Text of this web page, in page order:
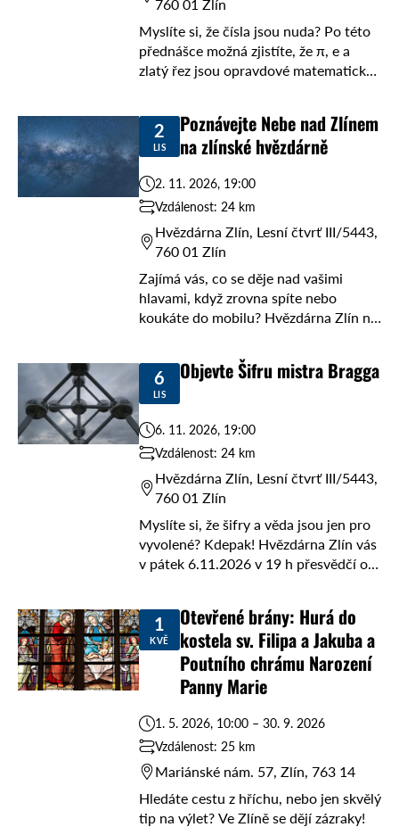
760 01 Zlín
Myslíte si, že čísla jsou nuda? Po této
přednášce možná zjistíte, že π, e a
zlatý řez jsou opravdové matematické
2
LIS
Poznávejte Nebe nad Zlínem
na zlínské hvězdárně
2. 11. 2026, 19:00
Vzdálenost: 24 km
Hvězdárna Zlín, Lesní čtvrť III/5443,
760 01 Zlín
Zajímá vás, co se děje nad vašimi
hlavami, když zrovna spíte nebo
koukáte do mobilu? Hvězdárna Zlín na
vesmírnou jízdu! V pondělí
2.11.2026 ...
6
LIS
Objevte Šifru mistra Bragga
6. 11. 2026, 19:00
Vzdálenost: 24 km
Hvězdárna Zlín, Lesní čtvrť III/5443,
760 01 Zlín
Myslíte si, že šifry a věda jsou jen pro
vyvolené? Kdepak! Hvězdárna Zlín vás
v pátek 6.11.2026 v 19 h přesvědčí o
1
KVĚ
Otevřené brány: Hurá do
kostela sv. Filipa a Jakuba a
Poutního chrámu Narození
Panny Marie
1. 5. 2026, 10:00 – 30. 9. 2026
Vzdálenost: 25 km
Mariánské nám. 57, Zlín, 763 14
Hledáte cestu z hříchu, nebo jen skvělý
tip na výlet? Ve Zlíně se dějí zázraky!